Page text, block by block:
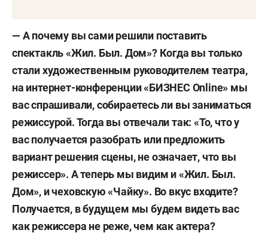
— А почему вы сами решили поставить
спектакль «Жил. Был. Дом»? Когда вы только
стали художественным руководителем театра,
на интернет-конференции «БИЗНЕС Online» мы
вас спрашивали, собираетесь ли вы заниматься
режиссурой. Тогда вы отвечали так: «То, что у
вас получается разобрать или предложить
вариант решения сцены, не означает, что вы
режиссер». А теперь мы видим и «Жил. Был.
Дом», и чеховскую «Чайку». Во вкус входите?
Получается, в будущем мы будем видеть вас
как режиссера не реже, чем как актера?